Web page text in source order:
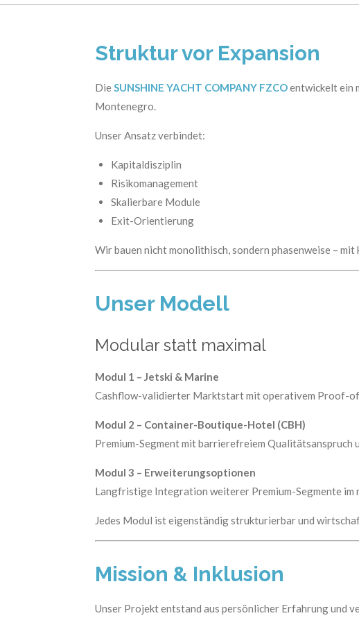
Struktur vor Expansion
DieSUNSHINE YACHT COMPANY FZCOentwickelt ein
Montenegro.
Unser Ansatz verbindet:
Kapitaldisziplin
Risikomanagement
Skalierbare Module
Exit-Orientierung
Wir bauen nicht monolithisch, sondern phasenweise –
Unser Modell
Modular statt maximal
Modul 1 – Jetski & Marine
Cashflow-validierter Marktstart mit operativem Proof-
Modul 2 – Container-Boutique-Hotel (CBH)
Premium-Segment mit barrierefreiem Qualitätsanspruch
Modul 3 – Erweiterungsoptionen
Langfristige Integration weiterer Premium-Segmente im
Jedes Modul ist eigenständig strukturierbar und
Mission & Inklusion
Unser Projekt entstand aus persönlicher Erfahrung und